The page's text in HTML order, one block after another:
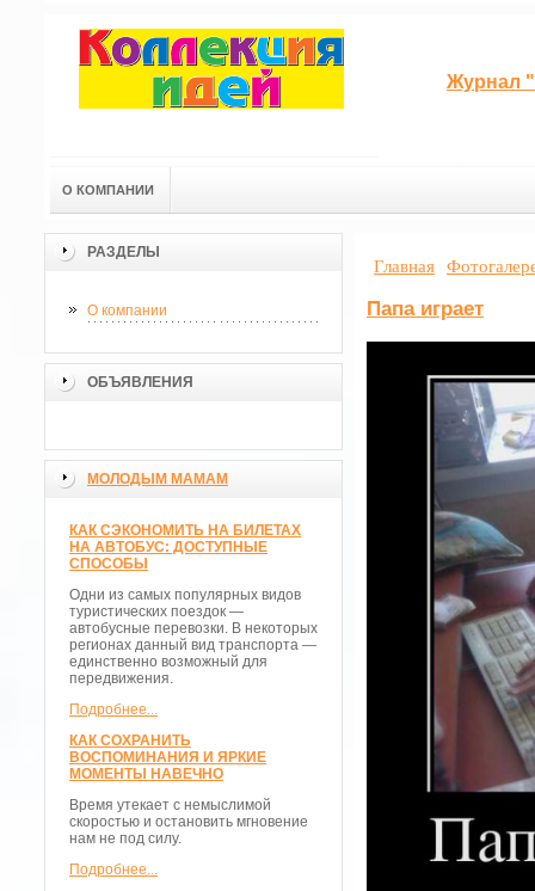
Журнал
О КОМПАНИИ
РАЗДЕЛЫ
О компании
ОБЪЯВЛЕНИЯ
МОЛОДЫМ МАМАМ
КАК СЭКОНОМИТЬ НА БИЛЕТАХ
НА АВТОБУС: ДОСТУПНЫЕ
СПОСОБЫ
Одни из самых популярных видов
туристических поездок —
автобусные перевозки. В некоторых
регионах данный вид транспорта —
единственно возможный для
передвижения.
Подробнее...
КАК СОХРАНИТЬ
ВОСПОМИНАНИЯ И ЯРКИЕ
МОМЕНТЫ НАВЕЧНО
Время утекает с немыслимой
скоростью и остановить мгновение
нам не под силу.
Подробнее...
Главная
Папа играет